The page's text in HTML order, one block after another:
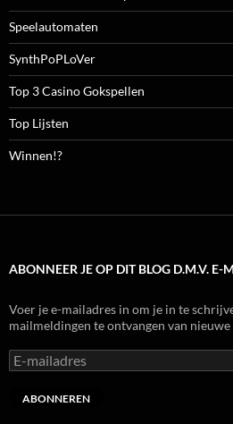
Speelautomaten
SynthPoPLoVer
Top 3 Casino Gokspellen
Top Lijsten
Winnen!?
ABONNEER JE OP DIT BLOG D.M.V. E-
Voer je e-mailadres in om je in te
mailmeldingen te ontvangen van
E-
mailadres
ABONNEREN